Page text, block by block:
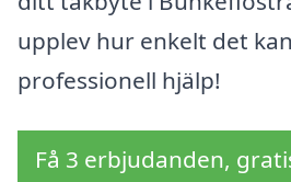
upplev hur enkelt det
professionell hjälp!
Få 3 erbjudanden,